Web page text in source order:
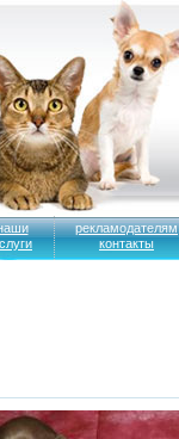
рекламодателям
контакты